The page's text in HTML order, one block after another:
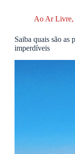
Ao Ar Livre,
Saiba quais são as
imperdíveis